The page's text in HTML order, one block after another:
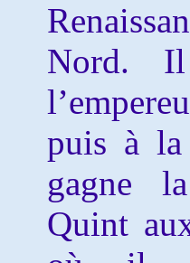
Nord.
puis à
gagne
Quint